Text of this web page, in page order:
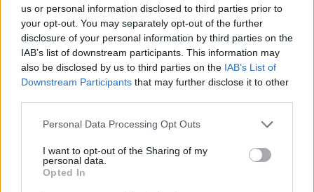
us or personal information disclosed to third parties prior to
your opt-out. You may separately opt-out of the further
disclosure of your personal information by third parties on the
IAB’s list of downstream participants. This information may
also be disclosed by us to third parties on the IAB’s List of
Downstream Participants that may further disclose it to other
Personal Data Processing Opt Outs
I want to opt-out of the Sharing of my
personal data.
Opted In